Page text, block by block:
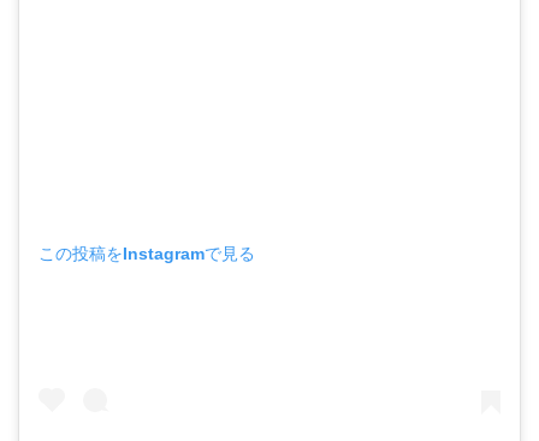
この投稿をInstagramで見る